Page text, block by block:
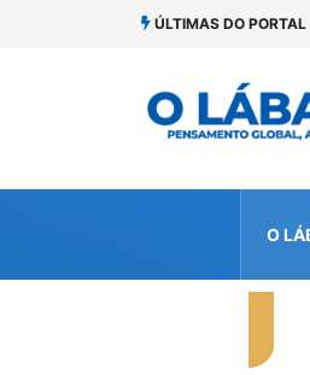
ÚLTIMAS DO PORTAL
de espécies de Trichogramma no
O